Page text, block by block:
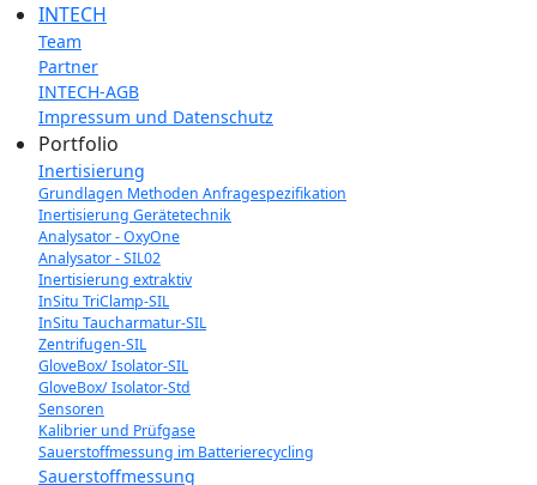
INTECH
Team
Partner
INTECH-AGB
Impressum und Datenschutz
Portfolio
Inertisierung
Grundlagen Methoden Anfragespezifikation
Inertisierung Gerätetechnik
Analysator - OxyOne
Analysator - SIL02
Inertisierung extraktiv
InSitu TriClamp-SIL
InSitu Taucharmatur-SIL
Zentrifugen-SIL
GloveBox/ Isolator-SIL
GloveBox/ Isolator-Std
Sensoren
Kalibrier und Prüfgase
Sauerstoffmessung im Batterierecycling
Sauerstoffmessung